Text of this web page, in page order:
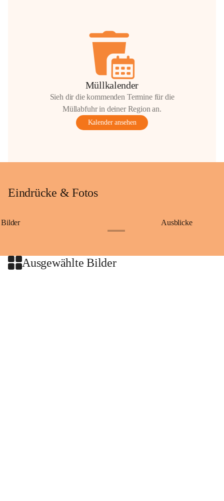
Müllkalender
Sieh dir die kommenden Termine für die
Müllabfuhr in deiner Region an.
Kalender ansehen
Eindrücke & Fotos
Bilder Ausblicke
Ausgewählte Bilder